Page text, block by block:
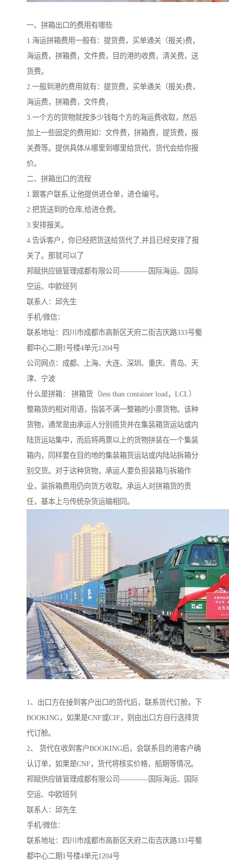
一、拼箱出口的费用有哪些
1.海运拼箱费用一般有：提货费，买单通关（报关)费，
海运费，拼箱费，文件费，目的港的收费，清关费，送
货费。
2.一般到港的费用就有：提货费，买单通关（报关)费，
海运费，拼箱费，文件费，
3.一个方的货物就按多少钱每个方的海运费收取，然后
加上一些固定的费用如：文件费，拼箱费，提货费，报
关费等。提供具体从哪里到哪里给货代，货代会给你报
价。
二、拼箱出口的流程
1.跟客户联系,让他提供进仓单，进仓编号。
2.把货送到的仓库,给进仓费。
3.安排报关。
4.告诉客户，你已经把货送给货代了,并且已经安排了报
关了。那就可以了
邦赋供应链管理成都有限公司————国际海运、国际
空运、中欧班列
联系人：邱先生
手机/微信：
联系地址：四川市成都市高新区天府二街吉庆路333号蜀
都中心二期1号楼4单元1204号
公司网点：成都、上海、大连、深圳、重庆、青岛、天
津、宁波
什么是拼箱： 拼箱货（less than container load，LCL）
整箱货的相对用语，指装不满一整箱的小票货物。该种
货物，通常是由承运人分别揽货并在集装箱货运站或内
陆货运站集中，而后将两票以上的货物拼装在一个集装
箱内，同样要在目的地的集装箱货运站或内陆站拆箱分
别交货。对于这种货物，承运人要负担装箱与拆箱作
业，装拆箱费用仍向货方收取。承运人对拼箱货的责
任，基本上与传统杂货运输相同。
1、出口方在接到客户出口的货代后，联系货代订舱，下
BOOKING，如果是CNF或CIF，则由出口方自行选择货
代订舱。
2、 货代在收到客户BOOKING后，会联系目的港客户确
认订单，如果是CNF，货代将核实价格，船期等情况。
邦赋供应链管理成都有限公司————国际海运、国际
空运、中欧班列
联系人：邱先生
手机/微信：
联系地址：四川市成都市高新区天府二街吉庆路333号蜀
都中心二期1号楼4单元1204号